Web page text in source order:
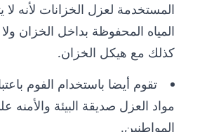
المستخدمة لعزل الخزانات لأنه لا
المياه المحفوظة بداخل الخزان
كذلك مع هيكل الخزان.
تقوم أيضا باستخدام الفوم
مواد العزل صديقة البيئة
المواطنين.